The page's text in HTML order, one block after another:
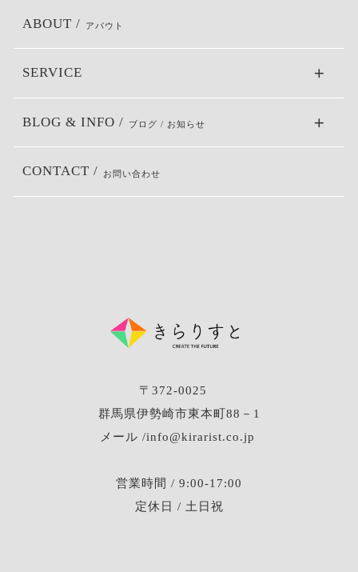
〒372-0025
群馬県伊勢崎市東本町88－1
メール /info@kirarist.co.jp
営業時間 / 9:00-17:00
定休日 / 土日祝
ABOUT / アバウト
SERVICE
BLOG & INFO / ブログ / お知らせ
CONTACT / お問い合わせ